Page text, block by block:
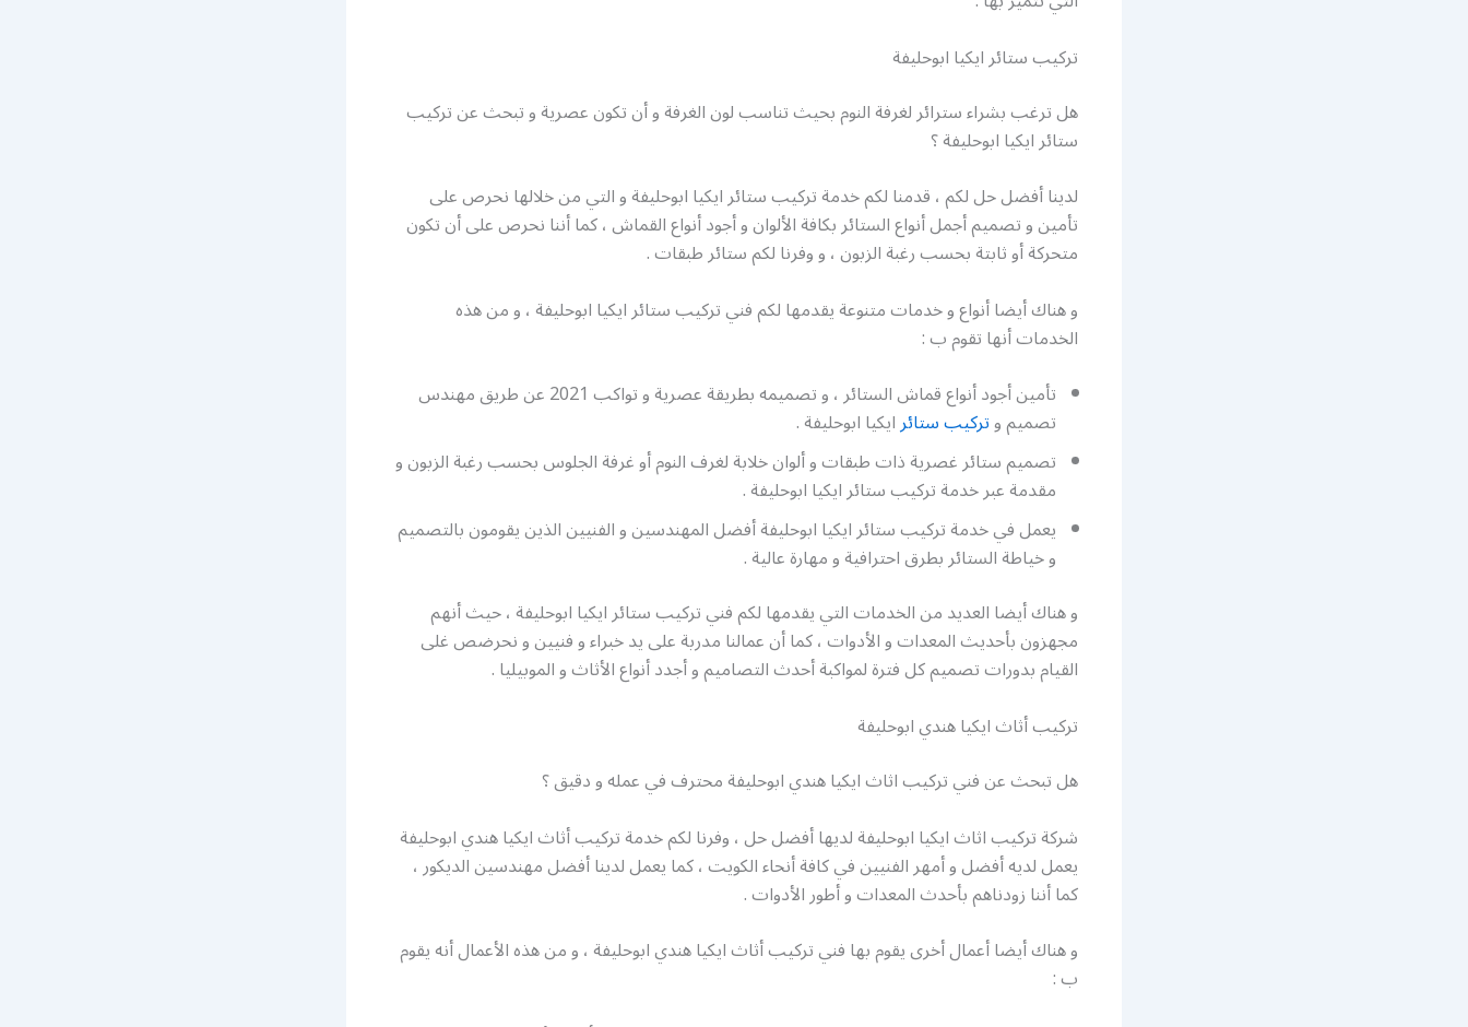
تركيب ستائر ايكيا ابوحليفة
هل ترغب بشراء سترائر لغرفة النوم بحيث تناسب لون الغرفة و أن تكون عصرية و تبحث عن تركيب
ستائر ايكيا ابوحليفة ؟
لدينا أفضل حل لكم ، قدمنا لكم خدمة تركيب ستائر ايكيا ابوحليفة و التي من خلالها نحرص على
تأمين و تصميم أجمل أنواع الستائر بكافة الألوان و أجود أنواع القماش ، كما أننا نحرص على أن تكون
متحركة أو ثابتة بحسب رغبة الزبون ، و وفرنا لكم ستائر طبقات .
و هناك أيضا أنواع و خدمات متنوعة يقدمها لكم فني تركيب ستائر ايكيا ابوحليفة ، و من هذه
الخدمات أنها تقوم ب :
تأمين أجود أنواع قماش الستائر ، و تصميمه بطريقة عصرية و تواكب 2021 عن طريق مهندس
تصميم وتركيب ستائرايكيا ابوحليفة .
تصميم ستائر غصرية ذات طبقات و ألوان خلابة لغرف النوم أو غرفة الجلوس بحسب رغبة الزبون و
مقدمة عبر خدمة تركيب ستائر ايكيا ابوحليفة .
يعمل في خدمة تركيب ستائر ايكيا ابوحليفة أفضل المهندسين و الفنيين الذين يقومون بالتصميم
و خياطة الستائر بطرق احترافية و مهارة عالية .
و هناك أيضا العديد من الخدمات التي يقدمها لكم فني تركيب ستائر ايكيا ابوحليفة ، حيث أنهم
مجهزون بأحديث المعدات و الأدوات ، كما أن عمالنا مدربة على يد خبراء و فنيين و نحرضص غلى
القيام بدورات تصميم كل فترة لمواكبة أحدث التصاميم و أجدد أنواع الأثاث و الموبيليا .
تركيب أثاث ايكيا هندي ابوحليفة
هل تبحث عن فني تركيب اثاث ايكيا هندي ابوحليفة محترف في عمله و دقيق ؟
شركة تركيب اثاث ايكيا ابوحليفة لديها أفضل حل ، وفرنا لكم خدمة تركيب أثاث ايكيا هندي ابوحليفة
يعمل لديه أفضل و أمهر الفنيين في كافة أنحاء الكويت ، كما يعمل لدينا أفضل مهندسين الديكور ،
كما أننا زودناهم بأحدث المعدات و أطور الأدوات .
و هناك أيضا أعمال أخرى يقوم بها فني تركيب أثاث ايكيا هندي ابوحليفة ، و من هذه الأعمال أنه يقوم
ب :